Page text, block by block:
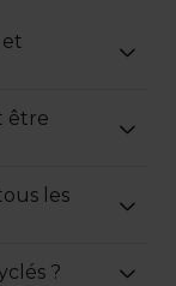
être
les
?